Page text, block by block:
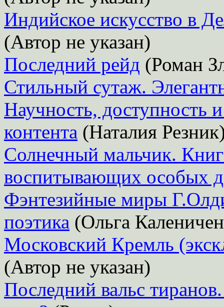
Индийское искусство в
(Автор не указан)
Последний рейд (Роман
Стильный сутаж.
Научность, доступность
контента (Наталия
Солнечный мальчик.
воспитывающих особых
Фэнтезийные миры
поэтика (Ольга
Московский Кремль
(Автор не указан)
Последний вальс